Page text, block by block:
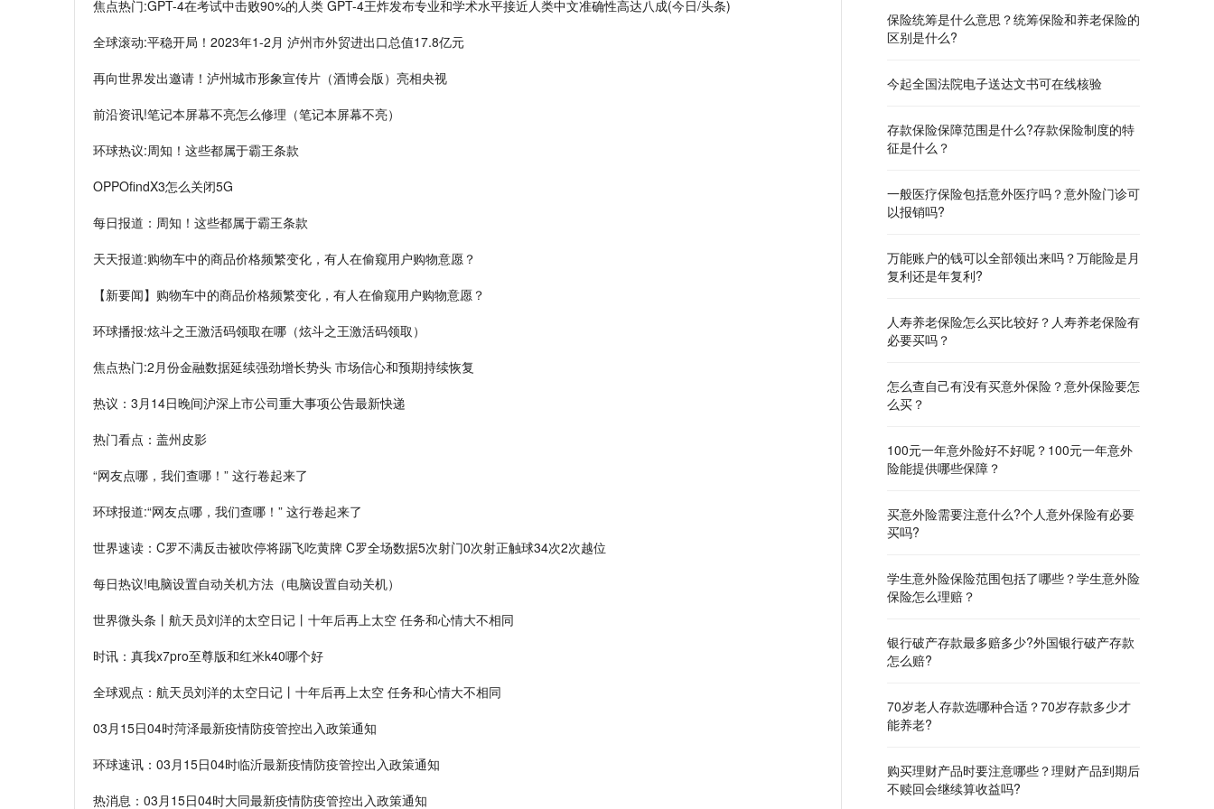
焦点热门:GPT-4在考试中击败90%的人类 GPT-4王炸发布专业和学术水平接近人类中文准确性高达八成(今日/头条)
全球滚动:平稳开局！2023年1-2月 泸州市外贸进出口总值17.8亿元
再向世界发出邀请！泸州城市形象宣传片（酒博会版）亮相央视
前沿资讯!笔记本屏幕不亮怎么修理（笔记本屏幕不亮）
环球热议:周知！这些都属于霸王条款
OPPOfindX3怎么关闭5G
每日报道：周知！这些都属于霸王条款
天天报道:购物车中的商品价格频繁变化，有人在偷窥用户购物意愿？
【新要闻】购物车中的商品价格频繁变化，有人在偷窥用户购物意愿？
环球播报:炫斗之王激活码领取在哪（炫斗之王激活码领取）
焦点热门:2月份金融数据延续强劲增长势头 市场信心和预期持续恢复
热议：3月14日晚间沪深上市公司重大事项公告最新快递
热门看点：盖州皮影
“网友点哪，我们查哪！” 这行卷起来了
环球报道:“网友点哪，我们查哪！” 这行卷起来了
世界速读：C罗不满反击被吹停将踢飞吃黄牌 C罗全场数据5次射门0次射正触球34次2次越位
每日热议!电脑设置自动关机方法（电脑设置自动关机）
世界微头条丨航天员刘洋的太空日记丨十年后再上太空 任务和心情大不相同
时讯：真我x7pro至尊版和红米k40哪个好
全球观点：航天员刘洋的太空日记丨十年后再上太空 任务和心情大不相同
03月15日04时菏泽最新疫情防疫管控出入政策通知
环球速讯：03月15日04时临沂最新疫情防疫管控出入政策通知
热消息：03月15日04时大同最新疫情防疫管控出入政策通知
保险统筹是什么意思？统筹保险和养老保险的
区别是什么?
今起全国法院电子送达文书可在线核验
存款保险保障范围是什么?存款保险制度的特
征是什么？
一般医疗保险包括意外医疗吗？意外险门诊可
以报销吗?
万能账户的钱可以全部领出来吗？万能险是月
复利还是年复利?
人寿养老保险怎么买比较好？人寿养老保险有
必要买吗？
怎么查自己有没有买意外保险？意外保险要怎
么买？
100元一年意外险好不好呢？100元一年意外
险能提供哪些保障？
买意外险需要注意什么?个人意外保险有必要
买吗?
学生意外险保险范围包括了哪些？学生意外险
保险怎么理赔？
银行破产存款最多赔多少?外国银行破产存款
怎么赔?
70岁老人存款选哪种合适？70岁存款多少才
能养老?
购买理财产品时要注意哪些？理财产品到期后
不赎回会继续算收益吗?